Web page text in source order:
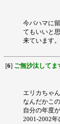
今バハマに
てもいいと
来ています
[6] ご無沙汰してま
エリカちゃ
なんだかこ
自分の年度
2001-2002